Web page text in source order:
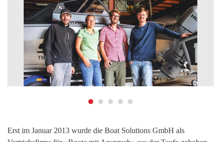
Erst im Januar 2013 wurde die Boat Solutions GmbH als